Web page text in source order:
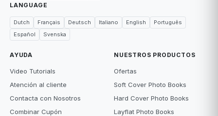
LANGUAGE
Dutch Français Deutsch Italiano English
Português
Español
Svenska
AYUDA
Video Tutorials
Atención al cliente
Contacta con Nosotros
Combinar Cupón
NUESTROS PRODUCTOS
Ofertas
Soft Cover Photo Books
Hard Cover Photo Books
Layflat Photo Books